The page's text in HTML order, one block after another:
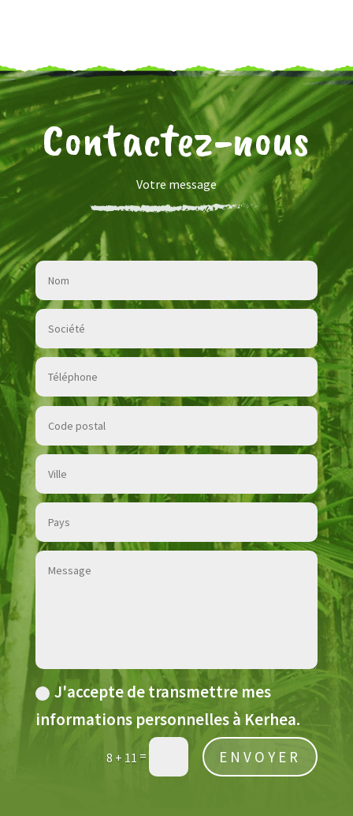
Contactez-nous
Votre message
J'accepte de transmettre mes
informations personnelles à Kerhea.
8 + 11 = ENVOYER